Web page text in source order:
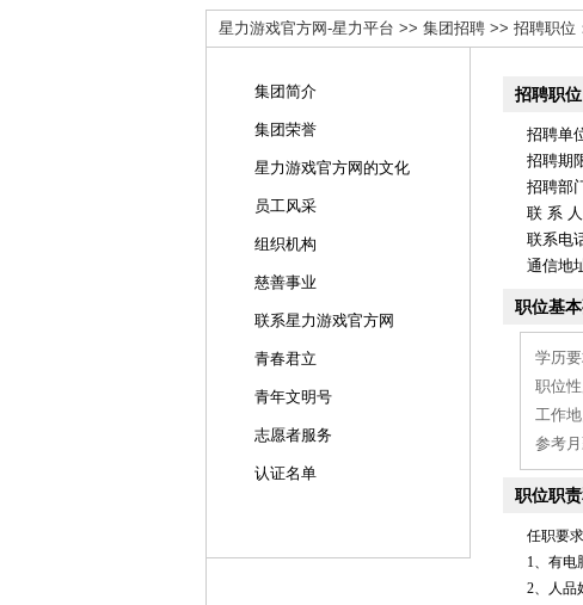
星力游戏官方网-星力平台 >> 集团招聘 >> 招聘职位
集团简介
集团荣誉
星力游戏官方网的文化
员工风采
组织机构
慈善事业
联系星力游戏官方网
青春君立
青年文明号
志愿者服务
认证名单
招聘职位
招聘单
招聘期
招聘部
联 系
联系电
通信地
职位基
学历要
职位性
工作地
参考月
职位职
任职要求
1、有电
2、人品